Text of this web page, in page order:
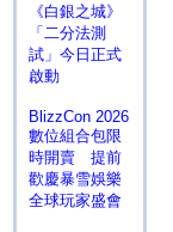
《白銀之城》
「二分法測
試」今日正式
啟動
BlizzCon 2026
數位組合包限
時開賣 提前
歡慶暴雪娛樂
全球玩家盛會